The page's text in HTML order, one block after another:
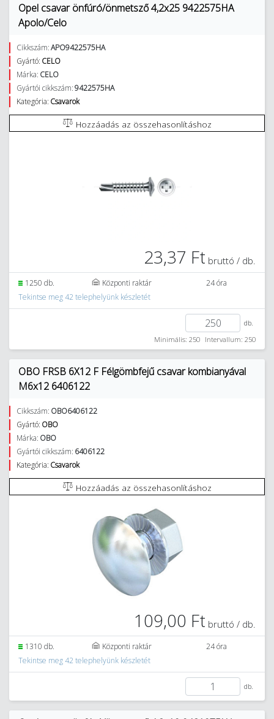
Opel csavar önfúró/önmetsző 4,2x25 9422575HA
Apolo/Celo
Cikkszám:APO9422575HA
Gyártó: CELO
Márka: CELO
Gyártói cikkszám:9422575HA
Kategória: Csavarok
Hozzáadás az összehasonlításhoz
23,37 Ft bruttó / db.
1250 db. Központi raktár
24 óra
Tekintse meg 42 telephelyünk készletét
db.
Minimális: 250 Intervallum: 250
OBO FRSB 6X12 F Félgömbfejű csavar kombianyával
M6x12 6406122
Cikkszám: OBO6406122
Gyártó: OBO
Márka: OBO
Gyártói cikkszám: 6406122
Kategória: Csavarok
Hozzáadás az összehasonlításhoz
109,00 Ft bruttó / db.
1310 db. Központi raktár
24 óra
Tekintse meg 42 telephelyünk készletét
db.